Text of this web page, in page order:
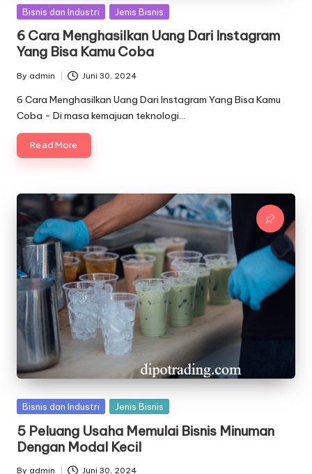
Posted
Bisnis dan Industri Jenis Bisnis
6 Cara Menghasilkan Uang Dari Instagram
Yang Bisa Kamu Coba
Posted
by
By admin Juni 30, 2024
6 Cara Menghasilkan Uang Dari Instagram Yang Bisa Kamu
Coba - Di masa kemajuan teknologi…
Read More
Posted
Bisnis dan Industri Jenis Bisnis
5 Peluang Usaha Memulai Bisnis Minuman
Dengan Modal Kecil
By admin Juni 30, 2024